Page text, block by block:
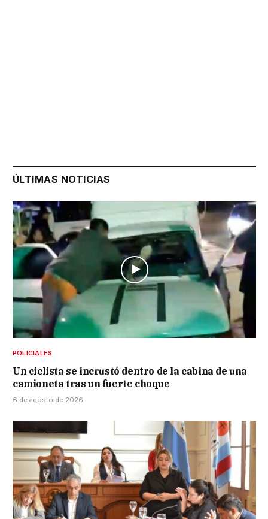
ÚLTIMAS NOTICIAS
POLICIALES
Un ciclista se incrustó dentro de la cabina de una
camioneta tras un fuerte choque
6 de agosto de 2026